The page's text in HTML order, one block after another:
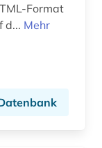
Format
d... Mehr